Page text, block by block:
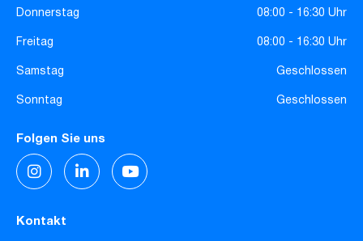
Donnerstag
08:00 - 16:30 Uhr
Freitag
08:00 - 16:30 Uhr
Samstag
Geschlossen
Sonntag
Geschlossen
Folgen Sie uns
Kontakt